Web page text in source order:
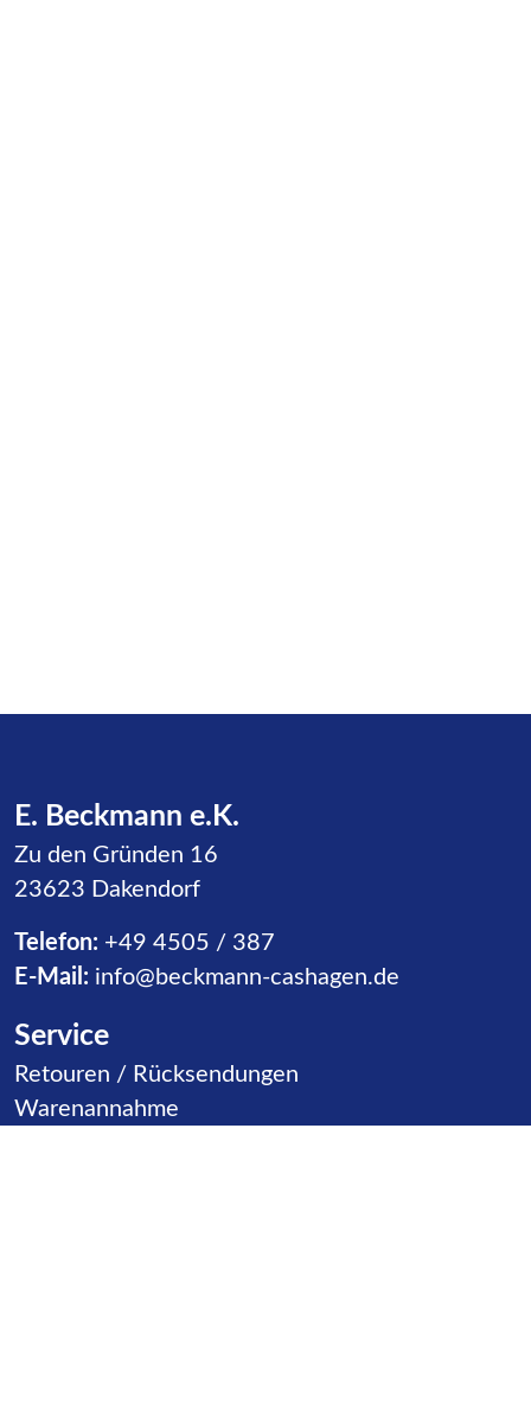
E. Beckmann e.K.
Zu den Gründen 16
23623 Dakendorf
Telefon: +49 4505 / 387
E-Mail: info@beckmann-cashagen.de
Service
Navigation überspringen
Retouren / Rücksendungen
Warenannahme